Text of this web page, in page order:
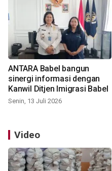
ANTARA Babel bangun
sinergi informasi dengan
Kanwil Ditjen Imigrasi Babel
Senin, 13 Juli 2026
Video